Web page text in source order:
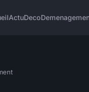
ActuDeco